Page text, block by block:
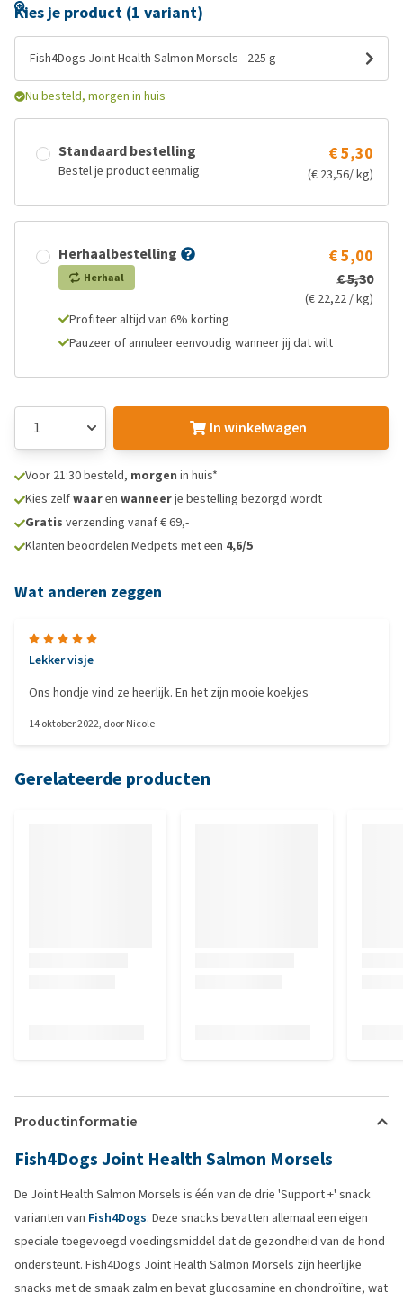
Kies je product (1 variant)
Fish4Dogs Joint Health Salmon Morsels - 225 g
Nu besteld, morgen in huis
Standaard bestelling
Bestel je product eenmalig
€ 5,30
(€ 23,56/ kg)
Herhaalbestelling
Herhaal
€ 5,00
€ 5,30
(€ 22,22 / kg)
Profiteer altijd van 6% korting
Pauzeer of annuleer eenvoudig wanneer jij dat wilt
In winkelwagen
Voor 21:30 besteld, morgen in huis*
Kies zelfwaaren wanneerje bestelling bezorgd wordt
Gratis verzending vanaf € 69,-
Klanten beoordelen Medpets met een 4,6/5
Wat anderen zeggen
Lekker visje
Ons hondje vind ze heerlijk. En het zijn mooie koekjes
14 oktober 2022, doorNicole
Gerelateerde producten
Productinformatie
Fish4Dogs Joint Health Salmon Morsels
De Joint Health Salmon Morsels is één van de drie 'Support +' snack
varianten van Fish4Dogs. Deze snacks bevatten allemaal een eigen
speciale toegevoegd voedingsmiddel dat de gezondheid van de hond
ondersteunt. Fish4Dogs Joint Health Salmon Morsels zijn heerlijke
snacks met de smaak zalm en bevat glucosamine en chondroïtine, wat